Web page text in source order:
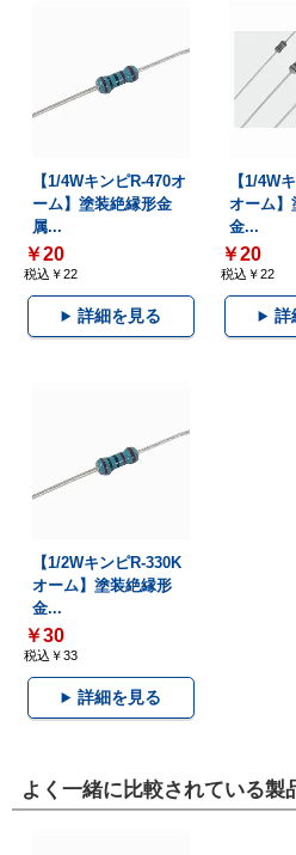
【1/4WキンピR-470オ
ーム】塗装絶縁形金
属...
￥20
税込￥22
詳細を見る
【1/4W
オーム】
金...
￥20
税込￥22
詳
【1/2WキンピR-330K
オーム】塗装絶縁形
金...
￥30
税込￥33
詳細を見る
よく一緒に比較されている製